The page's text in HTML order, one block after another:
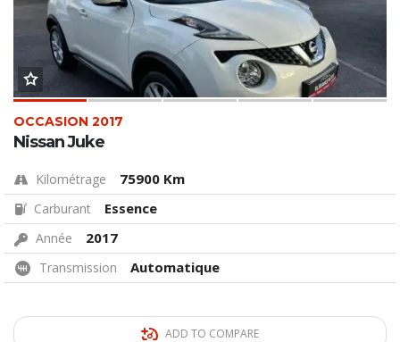
OCCASION 2017
Nissan Juke
Kilométrage 75900 Km
Carburant Essence
Année 2017
Transmission Automatique
ADD TO COMPARE